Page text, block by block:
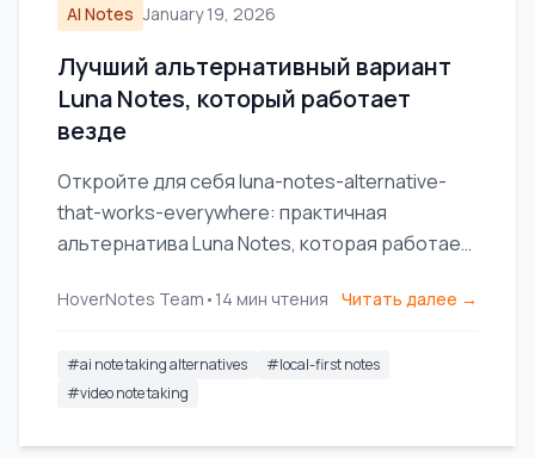
AI Notes January 19, 2026
Лучший альтернативный вариант
Luna Notes, который работает
везде
Откройте для себя luna-notes-alternative-
that-works-everywhere: практичная
альтернатива Luna Notes, которая работает
серьёзных учащихся.
HoverNotes Team • 14 мин чтения Читать далее →
#ai note taking alternatives #local-first notes
#video note taking